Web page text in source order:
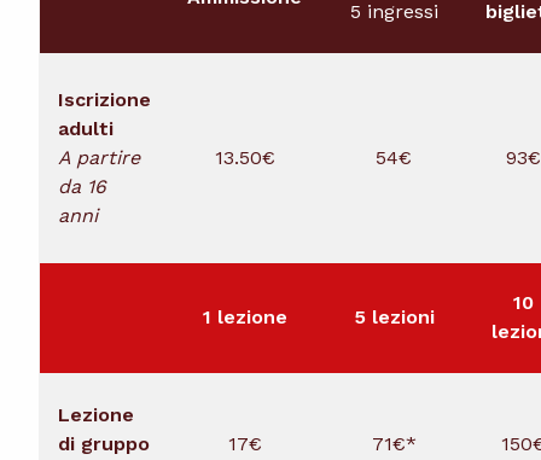
PROGRAMMA DEL CORSO 5 ingressi
Iscrizione
adulti
A partire
da 16
anni
13.50€ 54€ 93€
1 lezione 5 lezioni
10
Lezione
di gruppo
17€ 71€*